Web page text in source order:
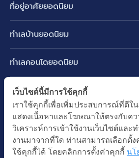
ที่อยู่อาศัยยอดนิยม
ทาวน์เฮ้าส์ ทาวน์โฮม
คอนโดมิเนียม
อาคารพาณิชย์ ตึกแถว
ที่ดินเปล่า
อพาร์ทเม้นท์ หอพัก
ออฟฟิต สำนักงาน
ทำเลบ้านยอดนิยม
บางนา รามคำแหง 2
ปทุมธานี รังสิต ลำลูกกา
นนทบุรี บางใหญ่ บางบัวทอง
ทำเลคอนโดยอดนิยม
พระราม 9
อ่อนนุช ปุณณวิถี
รัชดาภิเษก ห้วยขวาง
ห้าแยกลาดพร้าว
ทำเล BTS ยอดนิยม
BTS ทองหล่อ
BTS เอกมัย
BTS พร้อมพงษ์
ทำเล MRT ยอดนิยม
MRT เพชรบุรี
MRT พระราม 9
คำค้นยอดนิยม
เว็บไซต์นี้มีการใช้คุกกี้
เราใช้คุกกี้เพื่อเพิ่มประสบการณ์ที่ดีใ
แสดงเนื้อหาและโฆษณาให้ตรงกับคว
วิเคราะห์การเข้าใช้งานเว็บไซต์และ
งานมาจากที่ใด ท่านสามารถเลือกตั้
ใช้คุกกี้ได้ โดยคลิกการตั้งค่าคุกกี้ นโ